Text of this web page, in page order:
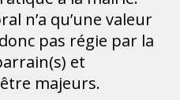
n’a qu’une valeur
pas régie par la
et
majeurs.